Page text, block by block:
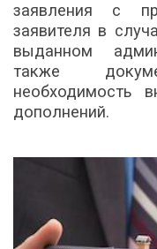
заявления с
заявителя в
выданном
также
необходимость
дополнений.